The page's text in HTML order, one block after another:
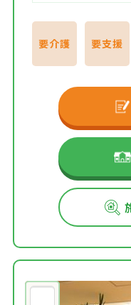
要介護 要支援